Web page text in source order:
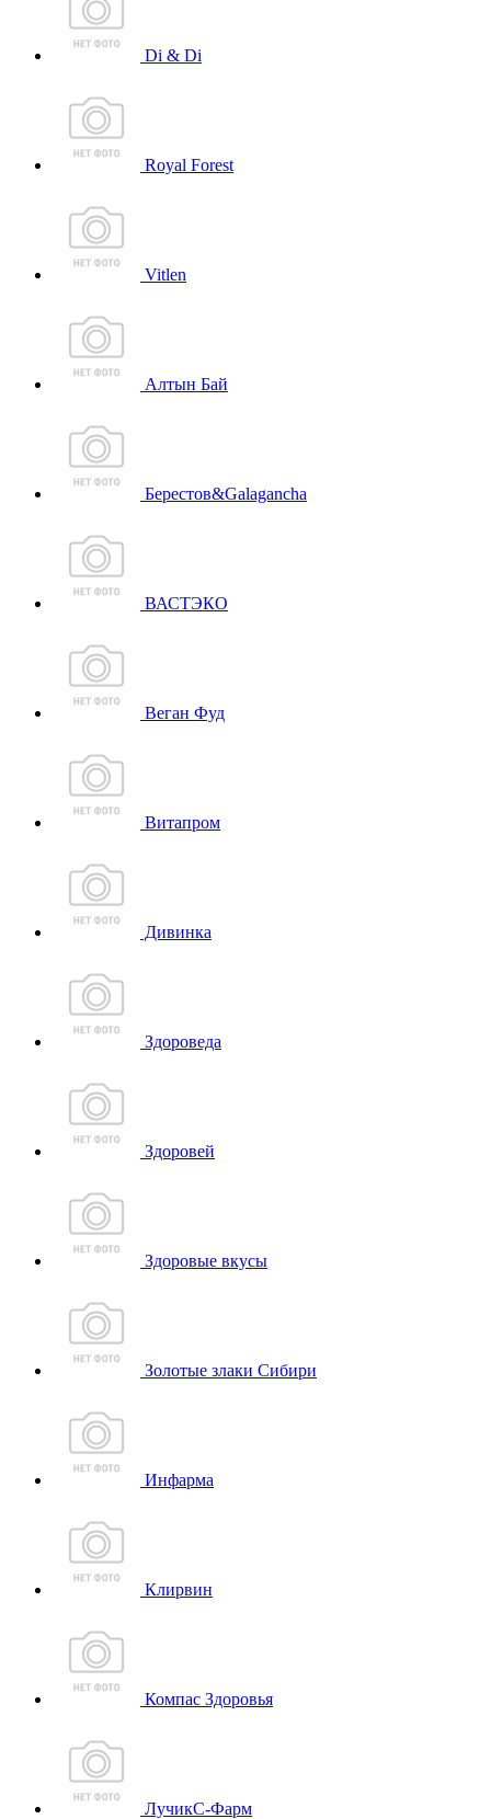
Di & Di
Royal Forest
Vitlen
Алтын Бай
Берестов&Galagancha
ВАСТЭКО
Веган Фуд
Витапром
Дивинка
Здороведа
Здоровей
Здоровые вкусы
Золотые злаки Сибири
Инфарма
Клирвин
Компас Здоровья
ЛучикС-Фарм